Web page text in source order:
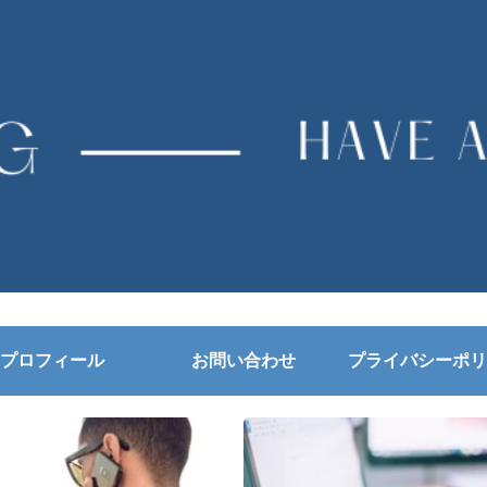
プロフィール お問い合わせ プライバシーポ